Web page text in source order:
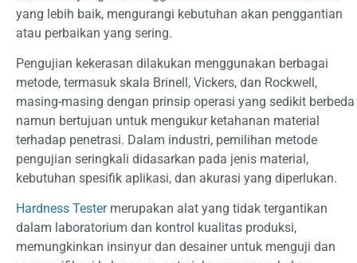
yang lebih baik, mengurangi kebutuhan akan penggantian
atau perbaikan yang sering.
Pengujian kekerasan dilakukan menggunakan berbagai
metode, termasuk skala Brinell, Vickers, dan Rockwell,
masing-masing dengan prinsip operasi yang sedikit berbeda
namun bertujuan untuk mengukur ketahanan material
terhadap penetrasi. Dalam industri, pemilihan metode
pengujian seringkali didasarkan pada jenis material,
kebutuhan spesifik aplikasi, dan akurasi yang diperlukan.
Hardness Testermerupakan alat yang tidak tergantikan
dalam laboratorium dan kontrol kualitas produksi,
memungkinkan insinyur dan desainer untuk menguji dan